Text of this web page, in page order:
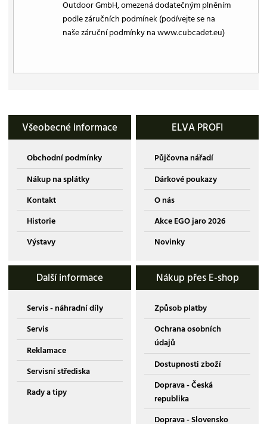
Outdoor GmbH, omezená dodatečným plněním
podle záručních podmínek (podívejte se na
naše záruční podmínky na www.cubcadet.eu)
Všeobecné informace
Obchodní podmínky
Nákup na splátky
Kontakt
Historie
Výstavy
ELVA PROFI
Půjčovna nářadí
Dárkové poukazy
O nás
Akce EGO jaro 2026
Novinky
Další informace
Servis - náhradní díly
Servis
Reklamace
Servisní střediska
Rady a tipy
Nákup přes E-shop
Způsob platby
Ochrana osobních
údajů
Dostupnosti zboží
Doprava - Česká
republika
Doprava - Slovensko